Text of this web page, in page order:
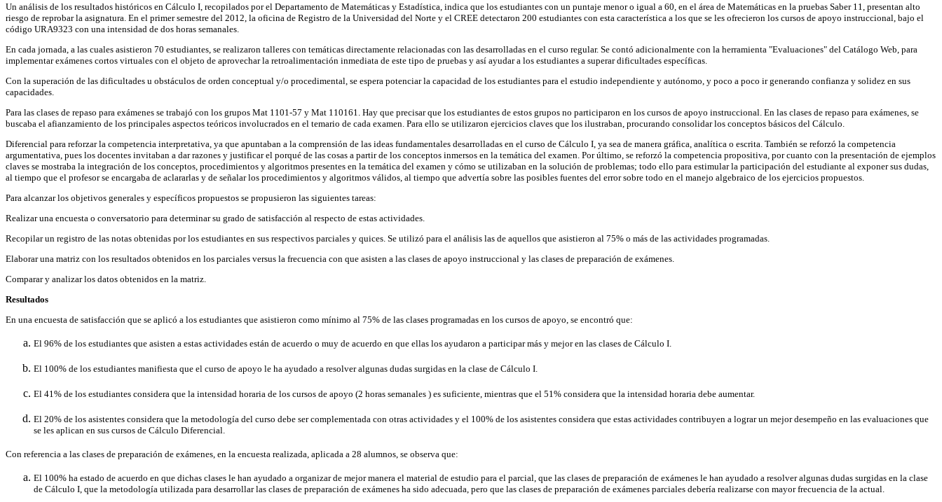
Un análisis de los resultados históricos en Cálculo I, recopilados por el Departamento de Matemáticas y Estadística, indica que los estudiantes con un puntaje menor o igual a 60, en el área de Matemáticas en la pruebas Saber 11, presentan alto
riesgo de reprobar la asignatura. En el primer semestre del 2012, la oficina de Registro de la Universidad del Norte y el CREE detectaron 200 estudiantes con esta característica a los que se les ofrecieron los cursos de apoyo instruccional, bajo el
código URA9323 con una intensidad de dos horas semanales.
En cada jornada, a las cuales asistieron 70 estudiantes, se realizaron talleres con temáticas directamente relacionadas con las desarrolladas en el curso regular. Se contó adicionalmente con la herramienta "Evaluaciones" del Catálogo Web, para
implementar exámenes cortos virtuales con el objeto de aprovechar la retroalimentación inmediata de este tipo de pruebas y así ayudar a los estudiantes a superar dificultades específicas.
Con la superación de las dificultades u obstáculos de orden conceptual y/o procedimental, se espera potenciar la capacidad de los estudiantes para el estudio independiente y autónomo, y poco a poco ir generando confianza y solidez en sus
capacidades.
Para las clases de repaso para exámenes se trabajó con los grupos Mat 1101-57 y Mat 110161. Hay que precisar que los estudiantes de estos grupos no participaron en los cursos de apoyo instruccional. En las clases de repaso para exámenes, se
buscaba el afianzamiento de los principales aspectos teóricos involucrados en el temario de cada examen. Para ello se utilizaron ejercicios claves que los ilustraban, procurando consolidar los conceptos básicos del Cálculo.
Diferencial para reforzar la competencia interpretativa, ya que apuntaban a la comprensión de las ideas fundamentales desarrolladas en el curso de Cálculo I, ya sea de manera gráfica, analítica o escrita. También se reforzó la competencia
argumentativa, pues los docentes invitaban a dar razones y justificar el porqué de las cosas a partir de los conceptos inmersos en la temática del examen. Por último, se reforzó la competencia propositiva, por cuanto con la presentación de ejemplos
claves se mostraba la integración de los conceptos, procedimientos y algoritmos presentes en la temática del examen y cómo se utilizaban en la solución de problemas; todo ello para estimular la participación del estudiante al exponer sus dudas,
al tiempo que el profesor se encargaba de aclararlas y de señalar los procedimientos y algoritmos válidos, al tiempo que advertía sobre las posibles fuentes del error sobre todo en el manejo algebraico de los ejercicios propuestos.
Para alcanzar los objetivos generales y específicos propuestos se propusieron las siguientes tareas:
Realizar una encuesta o conversatorio para determinar su grado de satisfacción al respecto de estas actividades.
Recopilar un registro de las notas obtenidas por los estudiantes en sus respectivos parciales y quices. Se utilizó para el análisis las de aquellos que asistieron al 75% o más de las actividades programadas.
Elaborar una matriz con los resultados obtenidos en los parciales versus la frecuencia con que asisten a las clases de apoyo instruccional y las clases de preparación de exámenes.
Comparar y analizar los datos obtenidos en la matriz.
Resultados
En una encuesta de satisfacción que se aplicó a los estudiantes que asistieron como mínimo al 75% de las clases programadas en los cursos de apoyo, se encontró que:
El 96% de los estudiantes que asisten a estas actividades están de acuerdo o muy de acuerdo en que ellas los ayudaron a participar más y mejor en las clases de Cálculo I.
El 100% de los estudiantes manifiesta que el curso de apoyo le ha ayudado a resolver algunas dudas surgidas en la clase de Cálculo I.
El 41% de los estudiantes considera que la intensidad horaria de los cursos de apoyo (2 horas semanales ) es suficiente, mientras que el 51% considera que la intensidad horaria debe aumentar.
El 20% de los asistentes considera que la metodología del curso debe ser complementada con otras actividades y el 100% de los asistentes considera que estas actividades contribuyen a lograr un mejor desempeño en las evaluaciones que
se les aplican en sus cursos de Cálculo Diferencial.
Con referencia a las clases de preparación de exámenes, en la encuesta realizada, aplicada a 28 alumnos, se observa que:
El 100% ha estado de acuerdo en que dichas clases le han ayudado a organizar de mejor manera el material de estudio para el parcial, que las clases de preparación de exámenes le han ayudado a resolver algunas dudas surgidas en la clase
de Cálculo I, que la metodología utilizada para desarrollar las clases de preparación de exámenes ha sido adecuada, pero que las clases de preparación de exámenes parciales debería realizarse con mayor frecuencia de la actual.